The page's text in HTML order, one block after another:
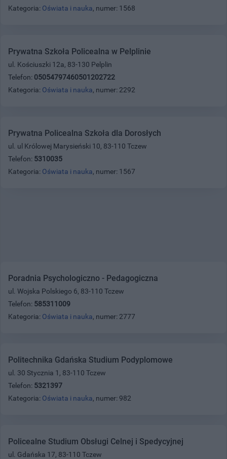
Kategoria: Oświata i nauka, numer: 1568
Prywatna Szkoła Policealna w Pelplinie
ul. Kościuszki 12a, 83-130 Pelplin
Telefon: 05054797460501202722
Kategoria: Oświata i nauka, numer: 2292
Prywatna Policealna Szkoła dla Dorosłych
ul. ul Królowej Marysieński 10, 83-110 Tczew
Telefon: 5310035
Kategoria: Oświata i nauka, numer: 1567
Poradnia Psychologiczno - Pedagogiczna
ul. Wojska Polskiego 6, 83-110 Tczew
Telefon: 585311009
Kategoria: Oświata i nauka, numer: 2777
Politechnika Gdańska Studium Podyplomowe
ul. 30 Stycznia 1, 83-110 Tczew
Telefon: 5321397
Kategoria: Oświata i nauka, numer: 982
Policealne Studium Obsługi Celnej i Spedycyjnej
ul. Gdańska 17, 83-110 Tczew